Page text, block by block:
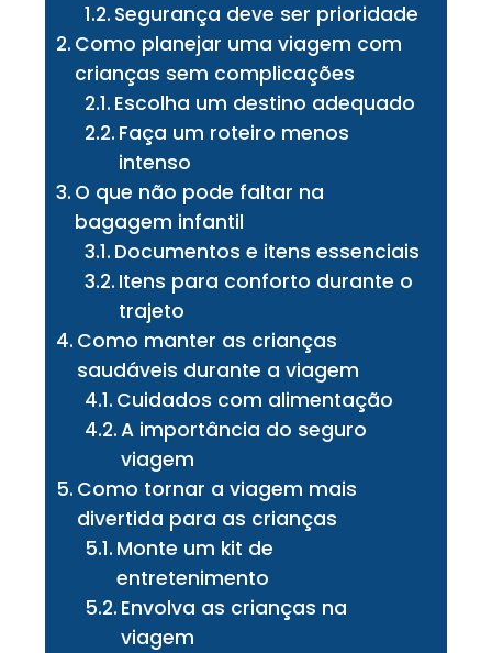
Segurança deve ser prioridade
Como planejar uma viagem com
crianças sem complicações
Escolha um destino adequado
Faça um roteiro menos
intenso
O que não pode faltar na
bagagem infantil
Documentos e itens essenciais
Itens para conforto durante o
trajeto
Como manter as crianças
saudáveis durante a viagem
Cuidados com alimentação
A importância do seguro
viagem
Como tornar a viagem mais
divertida para as crianças
Monte um kit de
entretenimento
Envolva as crianças na
viagem